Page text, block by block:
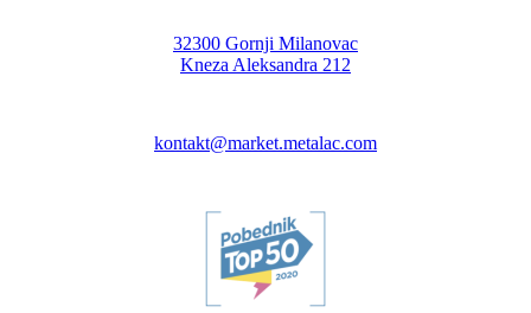
32300 Gornji Milanovac
Kneza Aleksandra 212
kontakt@market.metalac.com